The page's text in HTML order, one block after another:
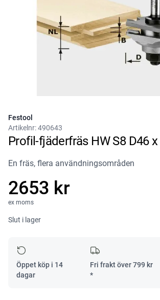
Festool
Artikelnr:490643
Profil-fjäderfräs HW S8 D46 x
En fräs, flera användningsområden
2653 kr
ex moms
Slut i lager
Öppet köp i 14
dagar
Fri frakt över799 kr
*